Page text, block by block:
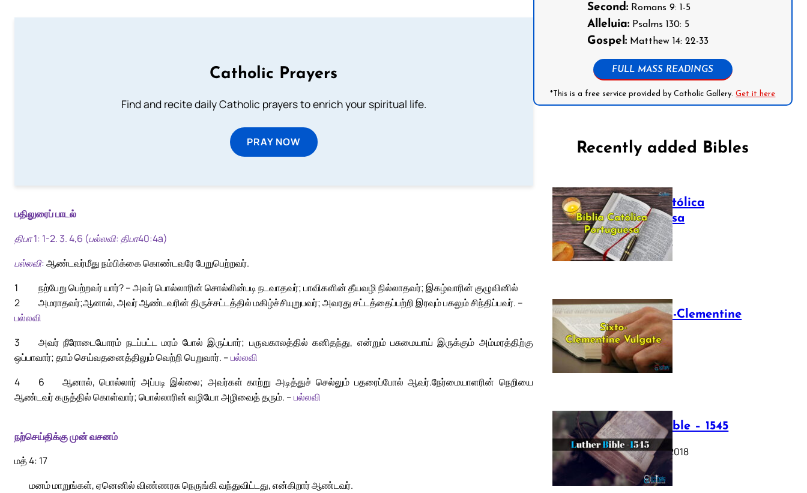
Catholic Prayers
Find and recite daily Catholic prayers to enrich your spiritual life.
PRAY NOW
பதிலுரைப் பாடல்
திபா 1: 1-2. 3. 4,6 (பல்லவி: திபா40:4a)
பல்லவி: ஆண்டவர்மீது நம்பிக்கை கொண்டவரே பேறுபெற்றவர்.
1
நற்பேறு பெற்றவர் யார்? – அவர் பொல்லாரின் சொல்லின்படி நடவாதவர்; பாவிகளின் தீயவழி நில்லாதவர்; இகழ்வாரின் குழுவினில்
அமராதவர்;
2
ஆனால், அவர் ஆண்டவரின் திருச்சட்டத்தில் மகிழ்ச்சியுறுபவர்; அவரது சட்டத்தைப்பற்றி இரவும் பகலும் சிந்திப்பவர். –
பல்லவி
3
அவர் நீரோடையோரம் நடப்பட்ட மரம் போல் இருப்பார்; பருவகாலத்தில் கனிதந்து, என்றும் பசுமையாய் இருக்கும் அம்மரத்திற்கு
ஒப்பாவார்; தாம் செய்வதனைத்திலும் வெற்றி பெறுவார். –பல்லவி
4
ஆனால், பொல்லார் அப்படி இல்லை; அவர்கள் காற்று அடித்துச் செல்லும் பதரைப்போல் ஆவர்.
6
நேர்மையாளரின் நெறியை
ஆண்டவர் கருத்தில் கொள்வார்; பொல்லாரின் வழியோ அழிவைத் தரும். –பல்லவி
நற்செய்திக்கு முன் வசனம்
மத் 4: 17
மனம் மாறுங்கள், ஏனெனில் விண்ணரசு நெருங்கி வந்துவிட்டது, என்கிறார் ஆண்டவர்.
Second:Romans 9: 1-5
Alleluia:Psalms 130: 5
Gospel:Matthew 14: 22-33
FULL MASS READINGS
*This is a free service provided by Catholic Gallery.Get it here
Recently added Bibles
Bíblia Católica
Portuguesa
July 16, 2025
The Sixto-Clementine
Vulgate
July 12, 2025
Luther Bible – 1545
October 17, 2018